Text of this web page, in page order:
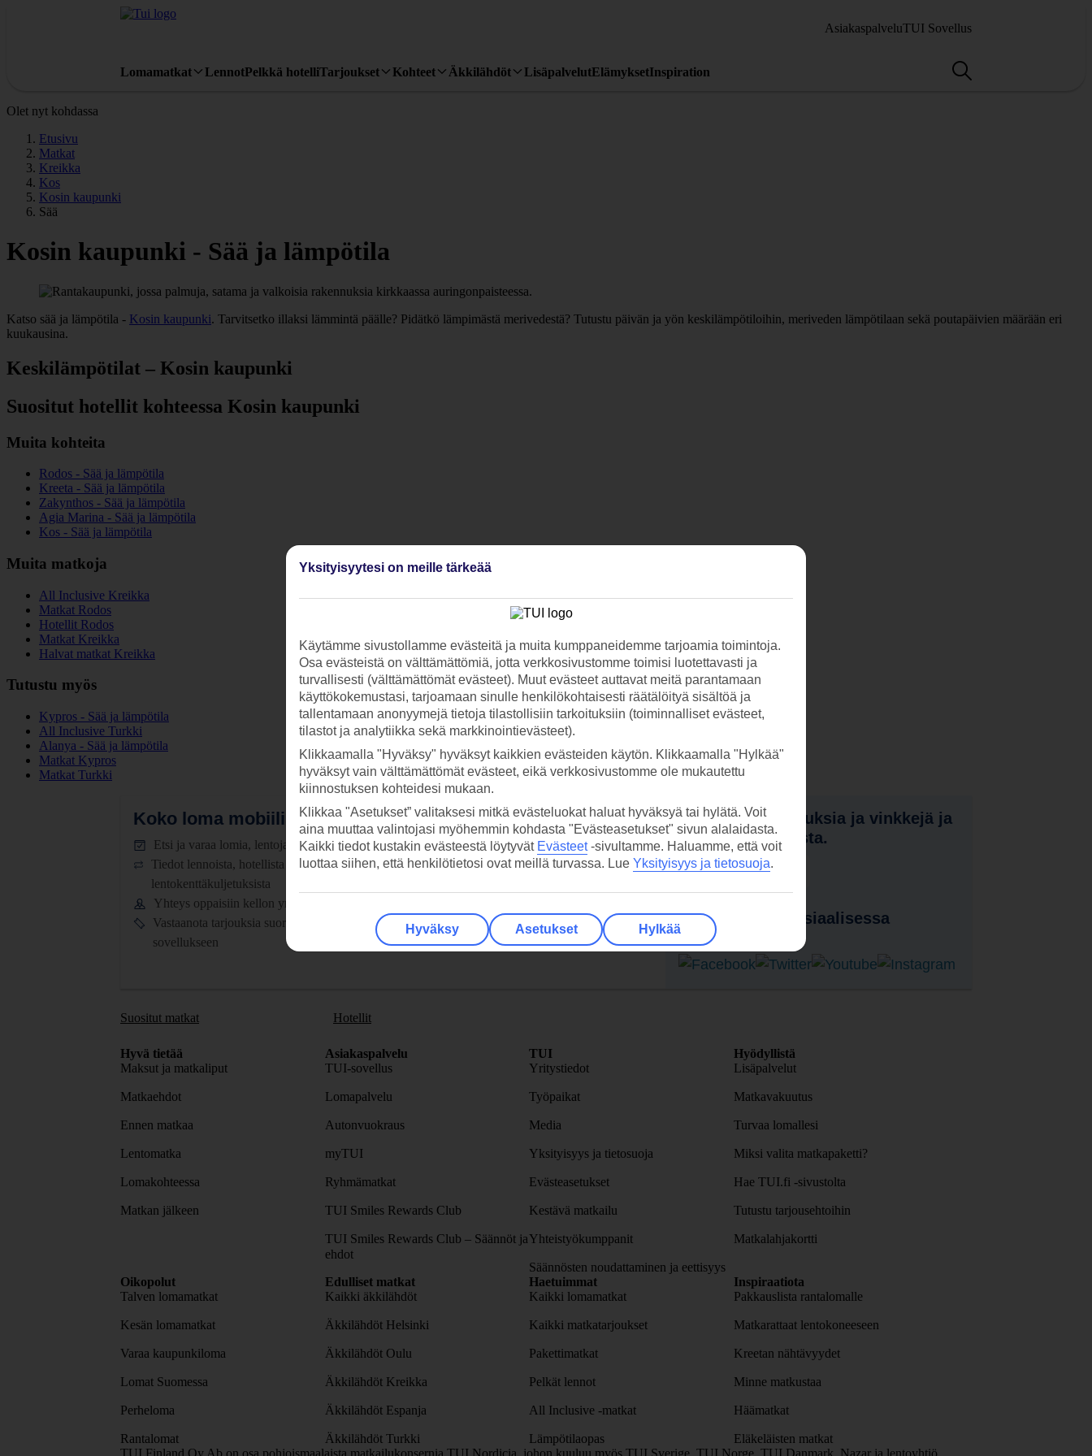
AsiakaspalveluTUI Sovellus
Lomamatkat LennotPelkkä hotelliTarjoukset Kohteet Äkkilähdöt LisäpalvelutElämyksetInspiration
Olet nyt kohdassa
Etusivu
Matkat
Kreikka
Kos
Kosin kaupunki
Sää
Kosin kaupunki - Sää ja lämpötila
Katso sää ja lämpötila - Kosin kaupunki. Tarvitsetko illaksi lämmintä päälle? Pidätkö lämpimästä merivedestä? Tutustu päivän ja yön keskilämpötiloihin, meriveden lämpötilaan sekä poutapäivien määrään eri
kuukausina.
Keskilämpötilat – Kosin kaupunki
Suositut hotellit kohteessa Kosin kaupunki
Muita kohteita
Rodos - Sää ja lämpötila
Kreeta - Sää ja lämpötila
Zakynthos - Sää ja lämpötila
Agia Marina - Sää ja lämpötila
Kos - Sää ja lämpötila
Muita matkoja
All Inclusive Kreikka
Matkat Rodos
Hotellit Rodos
Matkat Kreikka
Halvat matkat Kreikka
Tutustu myös
Kypros - Sää ja lämpötila
All Inclusive Turkki
Alanya - Sää ja lämpötila
Matkat Kypros
Matkat Turkki
Koko loma mobiilissa.Lataa TUI-sovellus nyt!
Etsi ja varaa lomia, lentoja ja hotelleja
Tiedot lennoista, hotellista ja
lentokenttäkuljetuksista
Yhteys oppaisiin kellon ympäri
Vastaanota tarjouksia suoraan
sovellukseen
Lataa sovellus kätevästi lukemalla
QR-koodi puhelimesi kameralla.
Vastaanota tarjouksia ja vinkkejä ja
tietoja uutuuksista.
Tilaa uutiskirje
Seuraa meitä sosiaalisessa
mediassa
Suositut matkat Hotellit
Hyvä tietää
Maksut ja matkaliput
Matkaehdot
Ennen matkaa
Lentomatka
Lomakohteessa
Matkan jälkeen
Asiakaspalvelu
TUI-sovellus
Lomapalvelu
Autonvuokraus
myTUI
Ryhmämatkat
TUI Smiles Rewards Club
TUI Smiles Rewards Club – Säännöt ja
ehdot
TUI
Yritystiedot
Työpaikat
Media
Yksityisyys ja tietosuoja
Evästeasetukset
Kestävä matkailu
Yhteistyökumppanit
Säännösten noudattaminen ja eettisyys
Hyödyllistä
Lisäpalvelut
Matkavakuutus
Turvaa lomallesi
Miksi valita matkapaketti?
Hae TUI.fi -sivustolta
Tutustu tarjousehtoihin
Matkalahjakortti
Oikopolut
Talven lomamatkat
Kesän lomamatkat
Varaa kaupunkiloma
Lomat Suomessa
Perheloma
Rantalomat
Edulliset matkat
Kaikki äkkilähdöt
Äkkilähdöt Helsinki
Äkkilähdöt Oulu
Äkkilähdöt Kreikka
Äkkilähdöt Espanja
Äkkilähdöt Turkki
Haetuimmat
Kaikki lomamatkat
Kaikki matkatarjoukset
Pakettimatkat
Pelkät lennot
All Inclusive -matkat
Lämpötilaopas
Inspiraatiota
Pakkauslista rantalomalle
Matkarattaat lentokoneeseen
Kreetan nähtävyydet
Minne matkustaa
Häämatkat
Eläkeläisten matkat
Yksityisyytesi on meille tärkeää
Käytämme sivustollamme evästeitä ja muita kumppaneidemme tarjoamia toimintoja.
Osa evästeistä on välttämättömiä, jotta verkkosivustomme toimisi luotettavasti ja
turvallisesti (välttämättömät evästeet). Muut evästeet auttavat meitä parantamaan
käyttökokemustasi, tarjoamaan sinulle henkilökohtaisesti räätälöityä sisältöä ja
tallentamaan anonyymejä tietoja tilastollisiin tarkoituksiin (toiminnalliset evästeet,
tilastot ja analytiikka sekä markkinointievästeet).
Klikkaamalla "Hyväksy" hyväksyt kaikkien evästeiden käytön. Klikkaamalla "Hylkää"
hyväksyt vain välttämättömät evästeet, eikä verkkosivustomme ole mukautettu
kiinnostuksen kohteidesi mukaan.
Klikkaa "Asetukset” valitaksesi mitkä evästeluokat haluat hyväksyä tai hylätä. Voit
aina muuttaa valintojasi myöhemmin kohdasta "Evästeasetukset" sivun alalaidasta.
Kaikki tiedot kustakin evästeestä löytyvät Evästeet-sivultamme. Haluamme, että voit
luottaa siihen, että henkilötietosi ovat meillä turvassa. Lue Yksityisyys ja tietosuoja.
Hyväksy Asetukset Hylkää